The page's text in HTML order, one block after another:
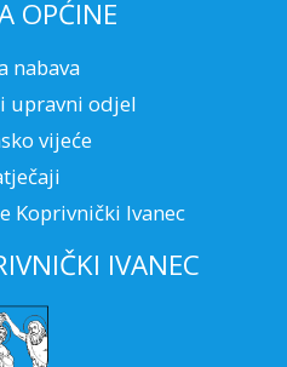
OPĆINE
nabava
upravni odjel
vijeće
Koprivnički Ivanec
IVANEC